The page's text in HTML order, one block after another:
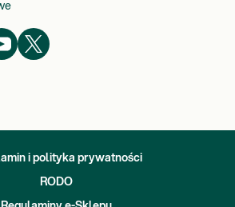
i polityka prywatności
RODO